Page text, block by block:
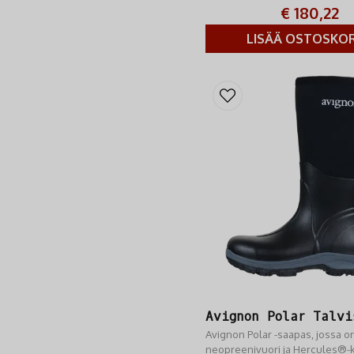
on kehitetty ylivoimaiseen
kestävyyteen.
€ 180,22
LISÄÄ
Avignon Polar
Avignon Polar -saapas, jossa
neopreenivuori ja Hercules®-